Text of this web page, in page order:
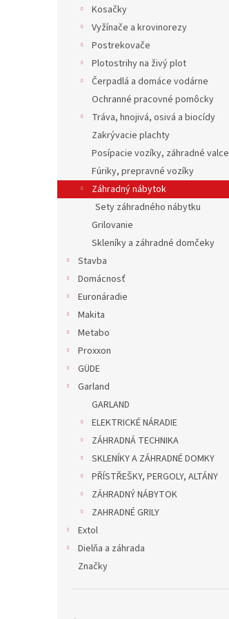
Kosačky
Vyžínače a krovinorezy
Postrekovače
Plotostrihy na živý plot
Čerpadlá a domáce vodárne
Ochranné pracovné pomôcky
Tráva, hnojivá, osivá a biocídy
Zakrývacie plachty
Posípacie vozíky, záhradné valce
Fúriky, prepravné vozíky
Záhradný nábytok
Sety záhradného nábytku
Grilovanie
Skleníky a záhradné domčeky
Stavba
Domácnosť
Euronáradie
Makita
Metabo
Proxxon
GÜDE
Garland
GARLAND
ELEKTRICKÉ NÁRADIE
ZÁHRADNÁ TECHNIKA
SKLENÍKY A ZÁHRADNÉ DOMKY
PŘÍSTŘEŠKY, PERGOLY, ALTÁNY
ZÁHRADNÝ NÁBYTOK
ZAHRADNÉ GRILY
Extol
Dielňa a záhrada
Značky